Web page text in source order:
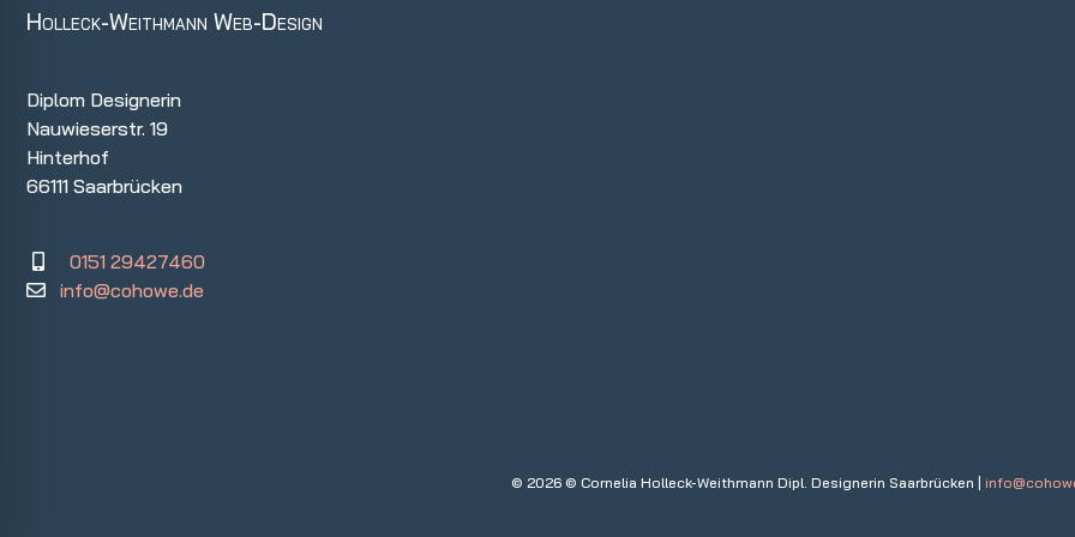
Holleck-Weithmann Web-Design
Diplom Designerin
Nauwieserstr. 19
Hinterhof
66111 Saarbrücken
0151 29427460
info@cohowe.de
© 2026 © Cornelia Holleck-Weithmann Dipl. Designerin Saarbrücken |